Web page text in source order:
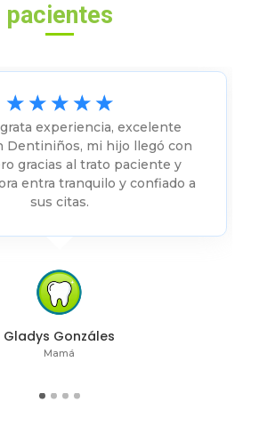
pacientes
Gladys Gonzáles
Mamá
☆ ☆ ☆ ☆ ☆
experiencia, excelente
Dentiniños, mi hijo llegó con
gracias al trato paciente y
entra tranquilo y confiado a
sus citas.